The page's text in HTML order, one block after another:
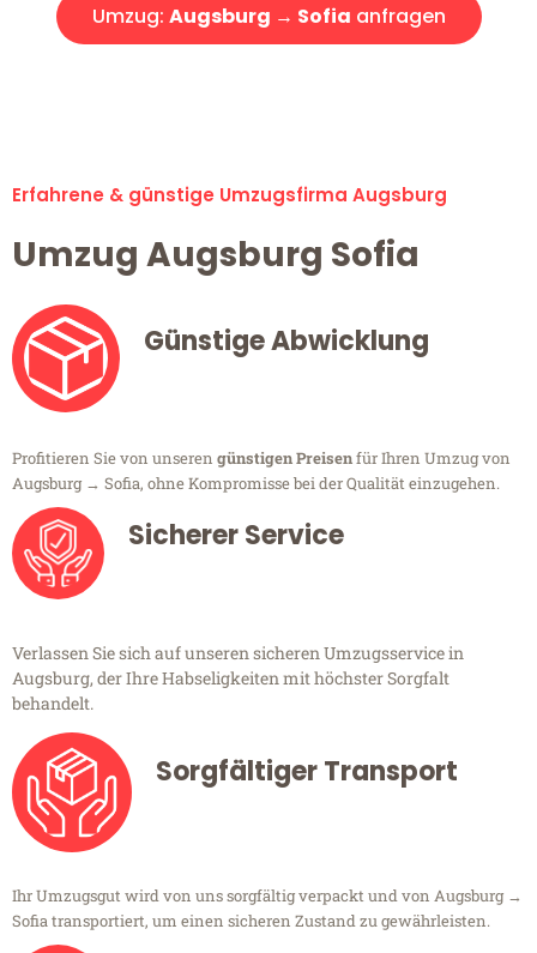
Umzug: Augsburg → Sofia anfragen
Erfahrene & günstige Umzugsfirma Augsburg
Umzug Augsburg Sofia
Günstige Abwicklung
Profitieren Sie von unseren günstigen Preisenfür Ihren Umzug von
Augsburg → Sofia, ohne Kompromisse bei der Qualität einzugehen.
Sicherer Service
Verlassen Sie sich auf unseren sicheren Umzugsservice in
Augsburg, der Ihre Habseligkeiten mit höchster Sorgfalt
behandelt.
Sorgfältiger Transport
Ihr Umzugsgut wird von uns sorgfältig verpackt und von Augsburg →
Sofia transportiert, um einen sicheren Zustand zu gewährleisten.